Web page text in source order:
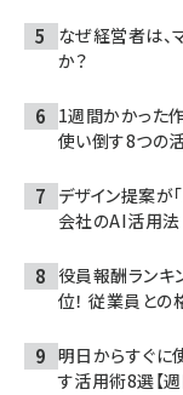
なぜ経営者は、
か？
1週間かかった
使い倒す8つの
デザイン提案が
会社のAI活用法
役員報酬ランキ
位！ 従業員との
明日からすぐ
す活用術8選【週